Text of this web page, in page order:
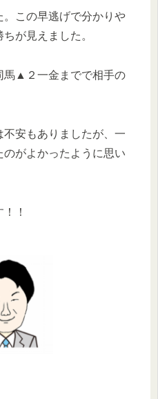
この早逃げで分かりや
が見えました。
▲２一金までで相手の
安もありましたが、一
がよかったように思い
！